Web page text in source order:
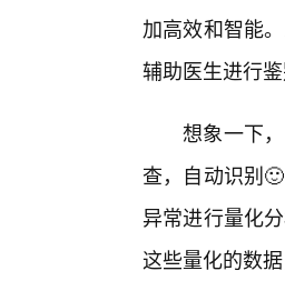
加高效和智能
辅助医生进行鉴
想象一下
查，自动识别
异常进行量化
这些量化的数